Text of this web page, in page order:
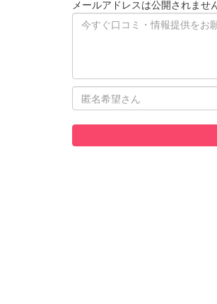
メールアドレスは公開されませ